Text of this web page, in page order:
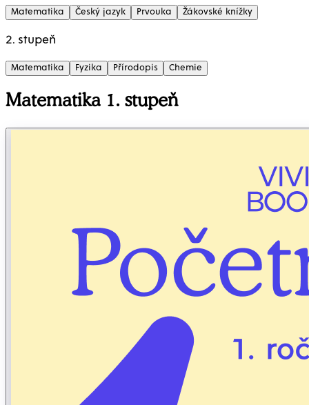
Matematika Český jazyk Prvouka Žákovské knížky
2. stupeň
Matematika Fyzika Přírodopis Chemie
Matematika 1. stupeň